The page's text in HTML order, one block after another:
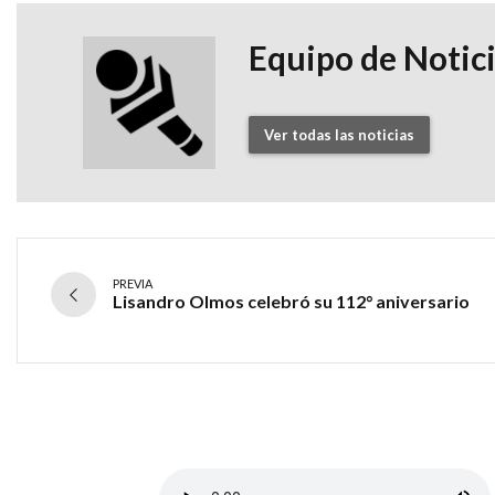
Equipo de
Ver todas las noticias
PREVIA
Lisandro Olmos celebró su 112° aniversario